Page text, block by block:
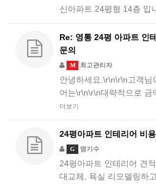
신아파트 24평형 14층 입
Re: 영통 24평 아파트 인
문의
M 최고관리자
안녕하세요.\r\n\r\n고객님
어는\r\n\r\n대략적으로 금
더보기
24평아파트 인테리어 비
G 염기수
24평아파트 인테리어 견
대교체, 욕실 리모델링하